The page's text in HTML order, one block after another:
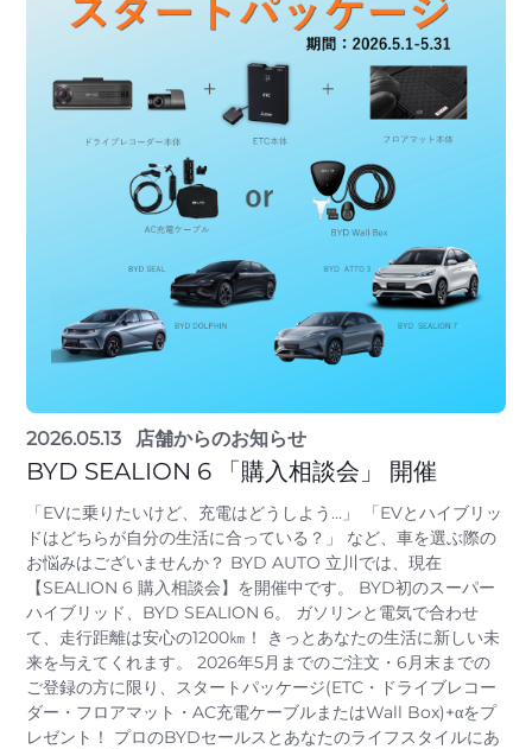
2026.05.13 店舗からのお知らせ
BYD SEALION 6 「購入相談会」 開催
「EVに乗りたいけど、充電はどうしよう…」 「EVとハイブリッ
ドはどちらが自分の生活に合っている？」 など、車を選ぶ際の
お悩みはございませんか？ BYD AUTO 立川では、現在
【SEALION 6 購入相談会】を開催中です。 BYD初のスーパー
ハイブリッド、BYD SEALION 6。 ガソリンと電気で合わせ
て、走行距離は安心の1200㎞！ きっとあなたの生活に新しい未
来を与えてくれます。 2026年5月までのご注文・6月末までの
ご登録の方に限り、スタートパッケージ(ETC・ドライブレコー
ダー・フロアマット・AC充電ケーブルまたはWall Box)+αをプ
レゼント！ プロのBYDセールスとあなたのライフスタイルにあ